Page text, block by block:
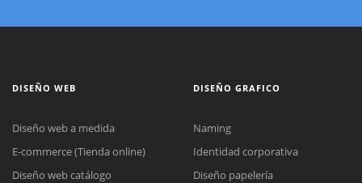
DISEÑO WEB
Diseño web a medida
E-commerce (Tienda online)
Diseño web catálogo
DISEÑO GRAFICO
Naming
Identidad corporativa
Diseño papelería